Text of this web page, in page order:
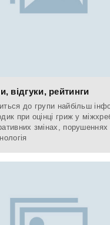
відгуки, рейтинги
до групи найбільш
при оцінці гриж у
змінах, порушеннях